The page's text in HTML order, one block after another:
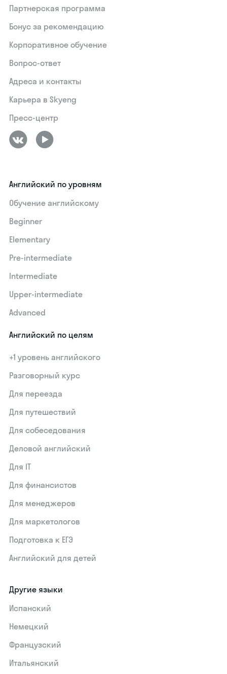
Партнерская программа
Бонус за рекомендацию
Корпоративное обучение
Вопрос-ответ
Адреса и контакты
Карьера в Skyeng
Пресс-центр
Английский по уровням
Обучение английскому
Beginner
Elementary
Pre-intermediate
Intermediate
Upper-intermediate
Advanced
Английский по целям
+1 уровень английского
Разговорный курс
Для переезда
Для путешествий
Для собеседования
Деловой английский
Для IT
Для финансистов
Для менеджеров
Для маркетологов
Подготовка к ЕГЭ
Английский для детей
Другие языки
Испанский
Немецкий
Французский
Итальянский